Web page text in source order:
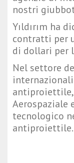
nostri
Yıldırım ha
contratti per
di dollari per
Nel settore
antiproiettile,
Aerospaziale
tecnologico
antiproiettile.